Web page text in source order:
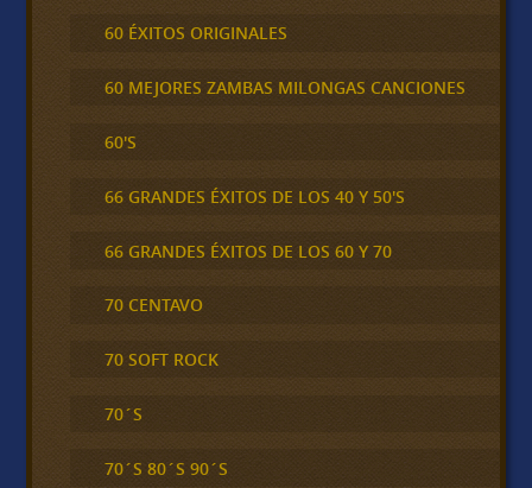
60 ÉXITOS ORIGINALES
60 MEJORES ZAMBAS MILONGAS CANCIONES
60'S
66 GRANDES ÉXITOS DE LOS 40 Y 50'S
66 GRANDES ÉXITOS DE LOS 60 Y 70
70 CENTAVO
70 SOFT ROCK
70´S
70´S 80´S 90´S